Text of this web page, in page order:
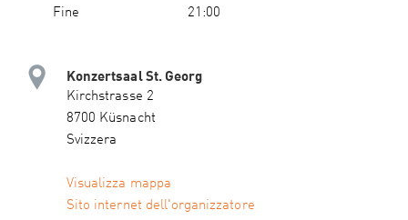
Fine
21:00
Konzertsaal St. Georg
Kirchstrasse 2
8700 Küsnacht
Svizzera
Visualizza mappa
Sito internet dell'organizzatore